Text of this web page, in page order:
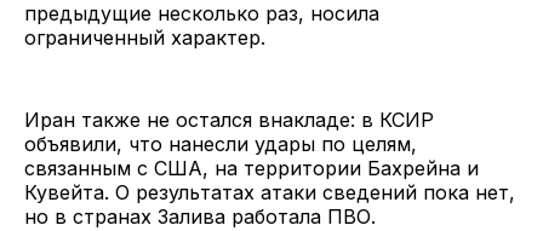
предыдущие несколько раз, носила
ограниченный характер.
Иран также не остался внакладе: в КСИР
объявили, что нанесли удары по целям,
связанным с США, на территории Бахрейна и
Кувейта. О результатах атаки сведений пока нет,
но в странах Залива работала ПВО.